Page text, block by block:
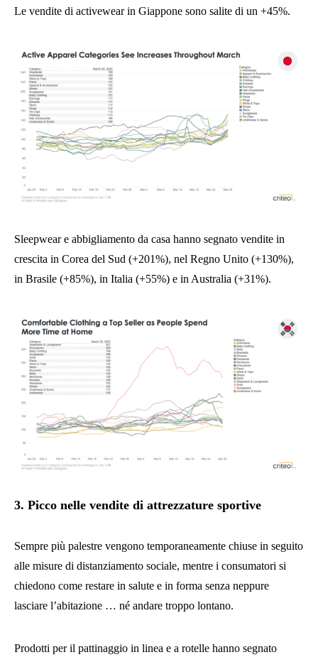
Le vendite di activewear in Giappone sono salite di un +45%.
Sleepwear e abbigliamento da casa hanno segnato vendite in
crescita in Corea del Sud (+201%), nel Regno Unito (+130%),
in Brasile (+85%), in Italia (+55%) e in Australia (+31%).
3. Picco nelle vendite di attrezzature sportive
Sempre più palestre vengono temporaneamente chiuse in seguito
alle misure di distanziamento sociale, mentre i consumatori si
chiedono come restare in salute e in forma senza neppure
lasciare l’abitazione … né andare troppo lontano.
Prodotti per il pattinaggio in linea e a rotelle hanno segnato